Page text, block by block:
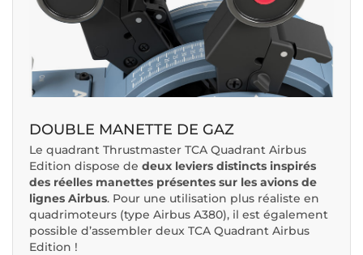
DOUBLE MANETTE DE GAZ
Le quadrant Thrustmaster TCA Quadrant Airbus
Edition dispose de deux leviers distincts inspirés
des réelles manettes présentes sur les avions de
lignes Airbus. Pour une utilisation plus réaliste en
quadrimoteurs (type Airbus A380), il est également
possible d’assembler deux TCA Quadrant Airbus
Edition !